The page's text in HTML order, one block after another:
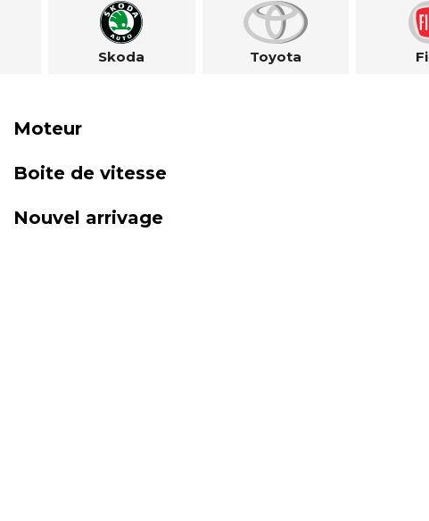
Skoda Toyota
Moteur
Boite de vitesse
Nouvel arrivage